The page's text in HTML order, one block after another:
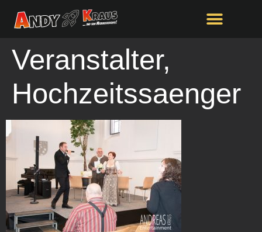
springen
Veranstalter,
Hochzeitssaenger